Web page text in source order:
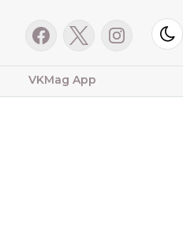
VKMag App